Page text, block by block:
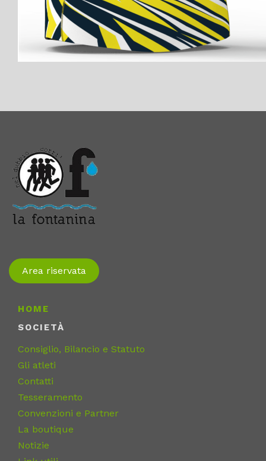
Area riservata
HOME
SOCIETÀ
Consiglio, Bilancio e Statuto
Gli atleti
Contatti
Tesseramento
Convenzioni e Partner
La boutique
Notizie